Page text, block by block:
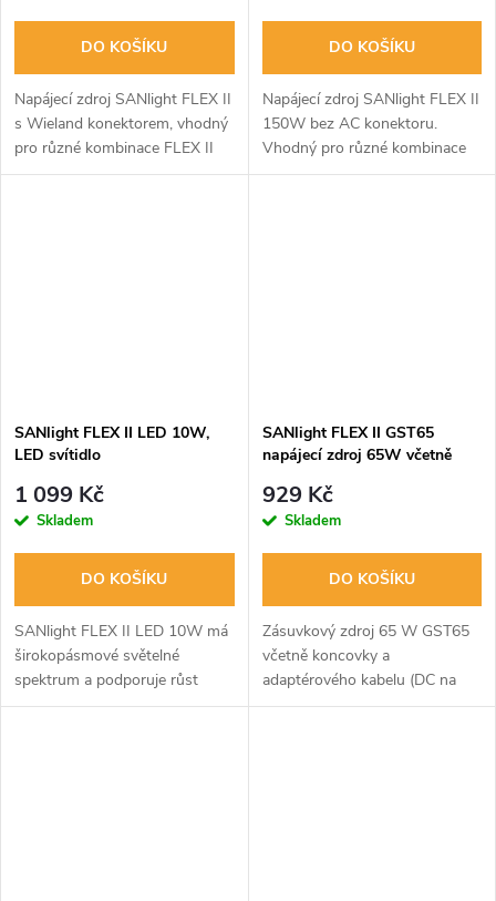
DO KOŠÍKU
Napájecí zdroj SANlight FLEX II
s Wieland konektorem, vhodný
pro různé kombinace FLEX II
svítidel. Příkon 240W, rozměry
DO KOŠÍKU
Napájecí zdroj SANlight FLEX II
150W bez AC konektoru.
Vhodný pro různé kombinace
FLEX II LED svítidel. Rozměry:
SANlight FLEX II LED 10W,
LED svítidlo
1 099 Kč
Skladem
DO KOŠÍKU
SANlight FLEX II LED 10W má
širokopásmové světelné
spektrum a podporuje růst
rostlin. Kompaktní design, nízká
SANlight FLEX II GST65
napájecí zdroj 65W včetně
929 Kč
Skladem
DO KOŠÍKU
Zásuvkový zdroj 65 W GST65
včetně koncovky a
adaptérového kabelu (DC na
WDC19). Vhodný pro 2x